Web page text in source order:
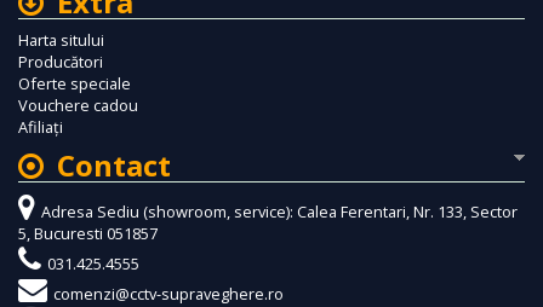
Harta sitului
Producători
Oferte speciale
Vouchere cadou
Afiliaţi
Contact
Adresa Sediu (showroom, service): Calea Ferentari, Nr. 133, Sector
5, Bucuresti 051857
031.425.4555
comenzi@cctv-supraveghere.ro